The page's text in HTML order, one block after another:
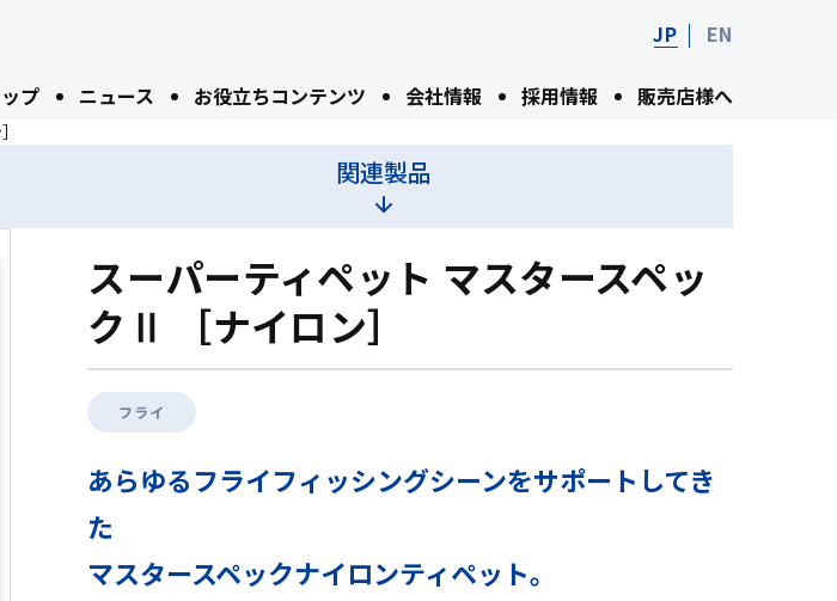
プ ニュース お役立ちコンテンツ 会社情報 採用情報 販売店様へ
JP EN
関連製品
スーパーティペット マスタースペッ
クⅡ ［ナイロン］
フライ
あらゆるフライフィッシングシーンをサポートしてき
た
マスタースペックナイロンティペット。